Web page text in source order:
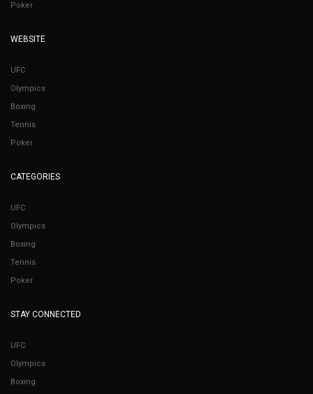
Poker
WEBSITE
UFC
Olympics
Boxing
Tennis
Poker
CATEGORIES
UFC
Olympics
Boxing
Tennis
Poker
STAY CONNECTED
UFC
Olympics
Boxing